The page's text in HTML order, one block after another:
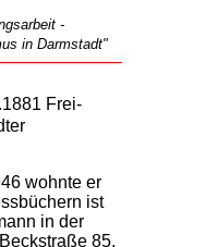
-
in Darmstadt"
Frei-
wohnte er
ist
in der
85.